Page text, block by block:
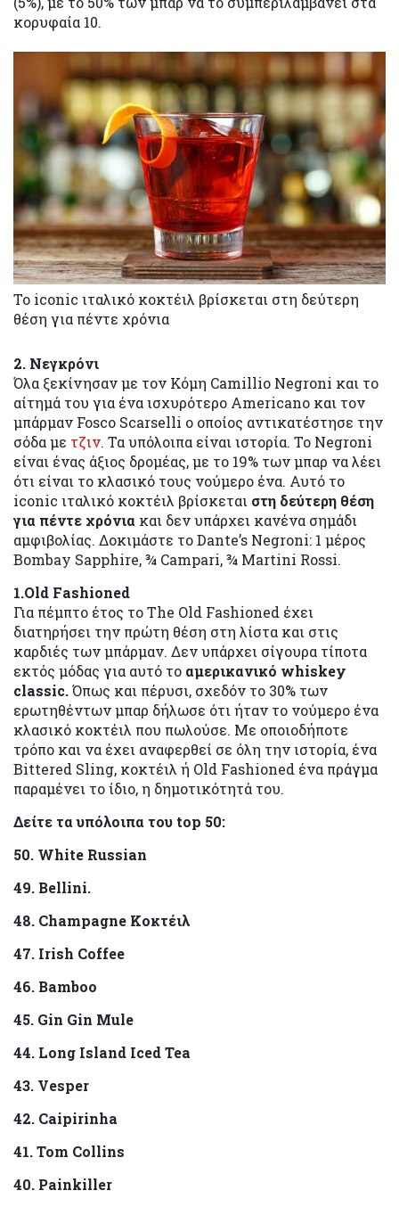
κορυφαία 10.
Το iconic ιταλικό κοκτέιλ βρίσκεται στη δεύτερη
θέση για πέντε χρόνια
2. Νεγκρόνι
Όλα ξεκίνησαν με τον Κόμη Camillio Negroni και το
αίτημά του για ένα ισχυρότερο Americano και τον
μπάρμαν Fosco Scarselli ο οποίος αντικατέστησε την
σόδα με τζιν. Τα υπόλοιπα είναι ιστορία. Το Negroni
είναι ένας άξιος δρομέας, με το 19% των μπαρ να λέει
ότι είναι το κλασικό τους νούμερο ένα. Αυτό το
iconic ιταλικό κοκτέιλ βρίσκεται στη δεύτερη θέση
για πέντε χρόνια και δεν υπάρχει κανένα σημάδι
αμφιβολίας. Δοκιμάστε το Dante’s Negroni: 1 μέρος
Bombay Sapphire, ¾ Campari, ¾ Martini Rossi.
1.Old Fashioned
Για πέμπτο έτος το The Old Fashioned έχει
διατηρήσει την πρώτη θέση στη λίστα και στις
καρδιές των μπάρμαν. Δεν υπάρχει σίγουρα τίποτα
εκτός μόδας για αυτό το αμερικανικό whiskey
classic.Όπως και πέρυσι, σχεδόν το 30% των
ερωτηθέντων μπαρ δήλωσε ότι ήταν το νούμερο ένα
κλασικό κοκτέιλ που πωλούσε. Με οποιοδήποτε
τρόπο και να έχει αναφερθεί σε όλη την ιστορία, ένα
Bittered Sling, κοκτέιλ ή Old Fashioned ένα πράγμα
παραμένει το ίδιο, η δημοτικότητά του.
Δείτε τα υπόλοιπα του top 50:
50. White Russian
49. Bellini.
48. Champagne Κοκτέιλ
47. Irish Coffee
46. Bamboo
45. Gin Gin Mule
44. Long Island Iced Tea
43. Vesper
42. Caipirinha
41. Tom Collins
40. Painkiller